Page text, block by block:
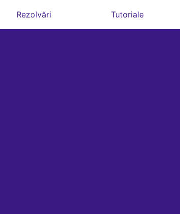
Rezolvări Tutoriale